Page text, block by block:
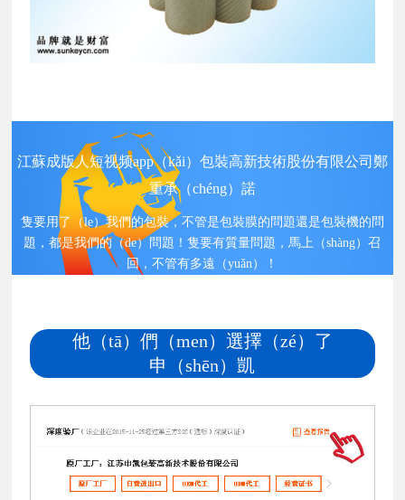
江蘇成版人短视频app（kǎi）包裝高新技術股份有限公司鄭
重承（chéng）諾
隻要用了（le）我們的包裝，不管是包裝膜的問題還是包裝機的問
題，都是我們的（de）問題！隻要有質量問題，馬上（shàng）召
回，不管有多遠（yuǎn）！
他（tā）們（men）選擇（zé）了
申（shēn）凱